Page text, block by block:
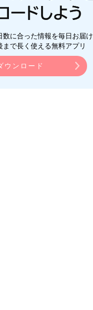
数に合った情報を毎日お届け
で長く使える無料アプリ
ウンロード